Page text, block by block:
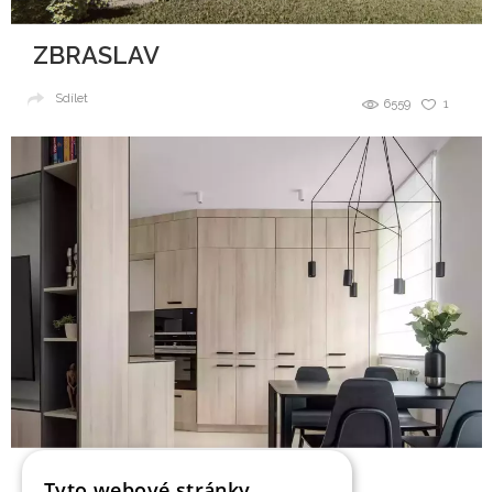
ZBRASLAV
1
6559
Sdílet
BARRANDOV